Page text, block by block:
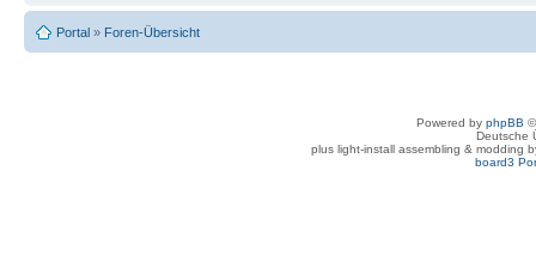
Portal » Foren-Übersicht
Powered by phpBB
Deutsche
plus light-install assembling & modding
board3